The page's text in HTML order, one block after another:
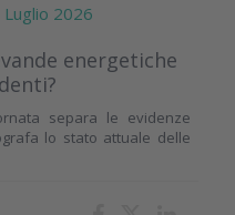
2026
energetiche
separa le evidenze
lo stato attuale delle